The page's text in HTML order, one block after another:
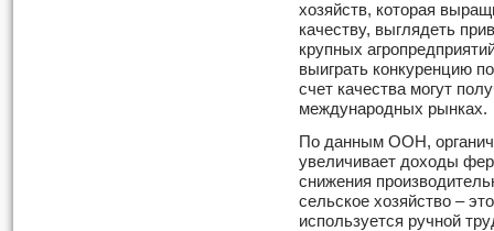
хозяйств, которая
качеству, выглядеть
крупных
выиграть конкуренцию
счет качества могут
международных рынках.
По данным ООН,
увеличивает доходы
снижения
сельское хозяйство –
используется ручной